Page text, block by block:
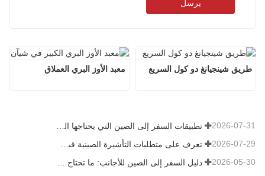
يرسل
معبد الأوز البري العملاق طريق شينجيانغ دو كول السريع
2026-07-31
2026-07-29
دليل السفر إلى الصين للأجانب: ما تحتاج معرفته قبل الزيارة 2026-05-30